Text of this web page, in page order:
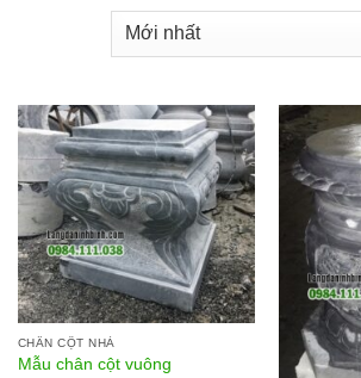
CHÂN CỘT NHÀ
Mẫu chân cột vuông